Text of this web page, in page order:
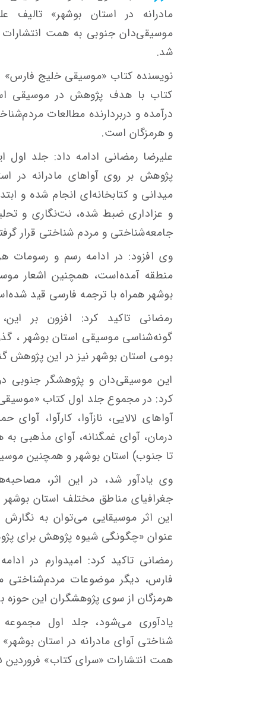
مادرانه در استان بوشهر» تالیف
موسیقی‌دان جنوبی به همت انتشارات
شد.
نویسنده کتاب «موسیقی خلیج
کتاب با هدف پژوهش در موسیقی
درآمده و دربردارنده مطالعات
و هرمزگان است.
پژوهش بر روی آواهای مادرانه
میدانی و کتابخانه‌ای انجام شده و
و عزاداری ضبط شده، نت‌نگاری و
جامعه‌شناختی و مردم شناختی قرار
وی افزود: در ادامه رسم و رسومات
منطقه آمده‌است، همچنین اشعار
بوشهر همراه با ترجمه فارسی قید
رمضانی تاکید کرد: افزون بر
گونه‌شناسی موسیقی استان بوشهر ،
بومی استان بوشهر نیز در این پژوهش
این موسیقی‌دان و پژوهشگر
کرد: در مجموع جلد اول کتاب
آواهای لالایی، نازآوا، کارآوا،
درمان، آوای غمگنانه، آوای مذهبی
تا جنوب) استان بوشهر و همچنین
وی یادآور شد، در این اثر،
جغرافیای مناطق مختلف استان
این اثر موسیقایی می‌توان به
عنوان «چگونگی شیوه پژوهش برای
رمضانی تاکید کرد: امیدوارم در
فارس، دیگر موضوعات مردم‌شناختی
هرمزگان از سوی پژوهشگران این حوزه
یادآوری می‌شود، جلد اول
همت انتشارات «سرای کتاب» فروردین ۱۴۰۵ منتشر شده است.